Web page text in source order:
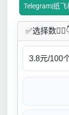
Telegram|纸
✅​选择数